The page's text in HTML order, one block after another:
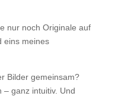
nur noch Originale auf
eins meines
Bilder gemeinsam?
– ganz intuitiv. Und